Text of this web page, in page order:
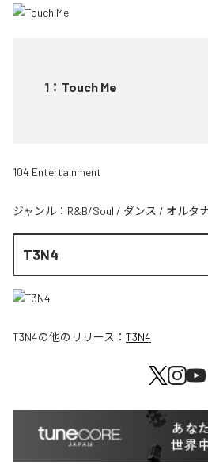
1 ： Touch Me
104 Entertainment
ジャンル： R&B/Soul / ダンス / オルタ
T3N4
T3N4の他のリリース： T3N4